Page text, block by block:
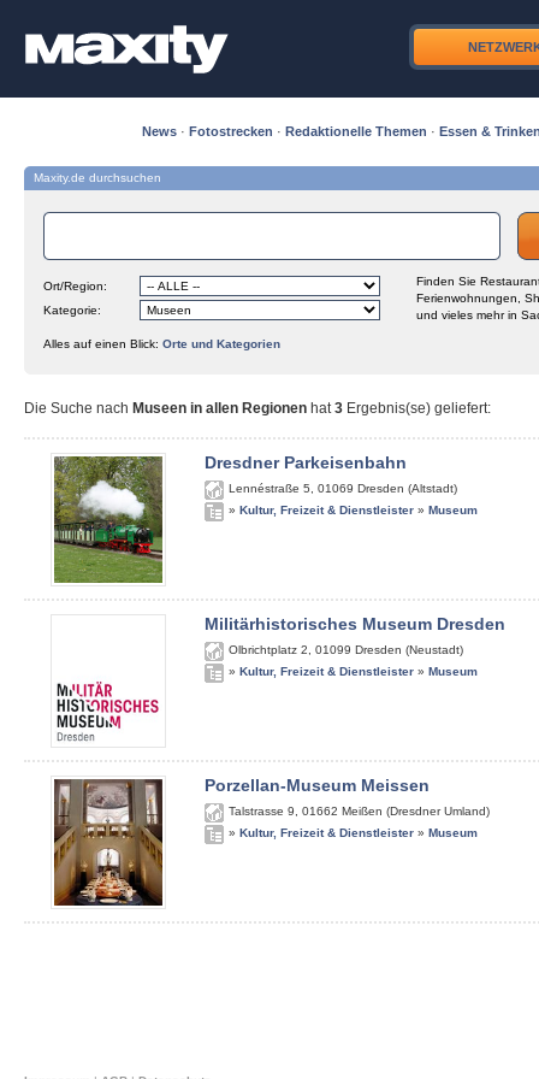
News · Fotostrecken · Redaktionelle Themen · Essen &
Maxity.de durchsuchen
Ort/Region:
Kategorie:
Finden Sie
Ferienwohnungen,
und vieles mehr in
Alles auf einen Blick: Orte und Kategorien
Die Suche nach Museen in allen Regionen hat3 Ergebnis(se) geliefert:
Dresdner Parkeisenbahn
Lennéstraße 5 01069 Dresden (Altstadt)
» Kultur, Freizeit & Dienstleister » Museum
Militärhistorisches Museum Dresden
Olbrichtplatz 2 01099 Dresden (Neustadt)
» Kultur, Freizeit & Dienstleister » Museum
Porzellan-Museum Meissen
Talstrasse 9 01662 Meißen (Dresdner Umland)
» Kultur, Freizeit & Dienstleister » Museum